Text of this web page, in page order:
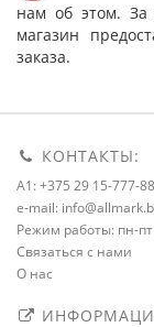
нам об этом.
магазин
заказа.
КОНТАКТЫ:
A1: +375 29 15-777-88
e-mail:
Режим работы: пн-пт
Связаться с нами
О нас